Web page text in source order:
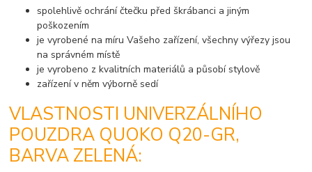
spolehlivě ochrání čtečku před škrábanci a jiným
poškozením
je vyrobené na míru Vašeho zařízení, všechny výřezy jsou
na správném místě
je vyrobeno z kvalitních materiálů a působí stylově
zařízení v něm výborně sedí
VLASTNOSTI UNIVERZÁLNÍHO
POUZDRA QUOKO Q20-GR,
BARVA ZELENÁ: